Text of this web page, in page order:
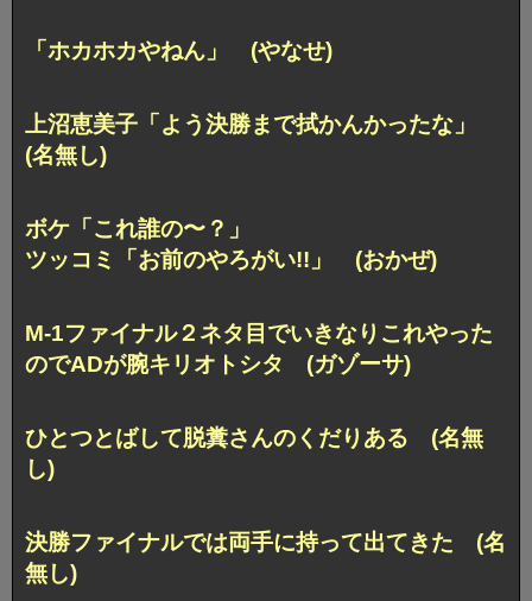
「ホカホカやねん」 (やなせ)
上沼恵美子「よう決勝まで拭かんかったな」
(名無し)
ボケ「これ誰の〜？」
ツッコミ「お前のやろがい!!」 (おかぜ)
M-1ファイナル２ネタ目でいきなりこれやった
のでADが腕キリオトシタ (ガゾーサ)
ひとつとばして脱糞さんのくだりある (名無
し)
決勝ファイナルでは両手に持って出てきた (名
無し)